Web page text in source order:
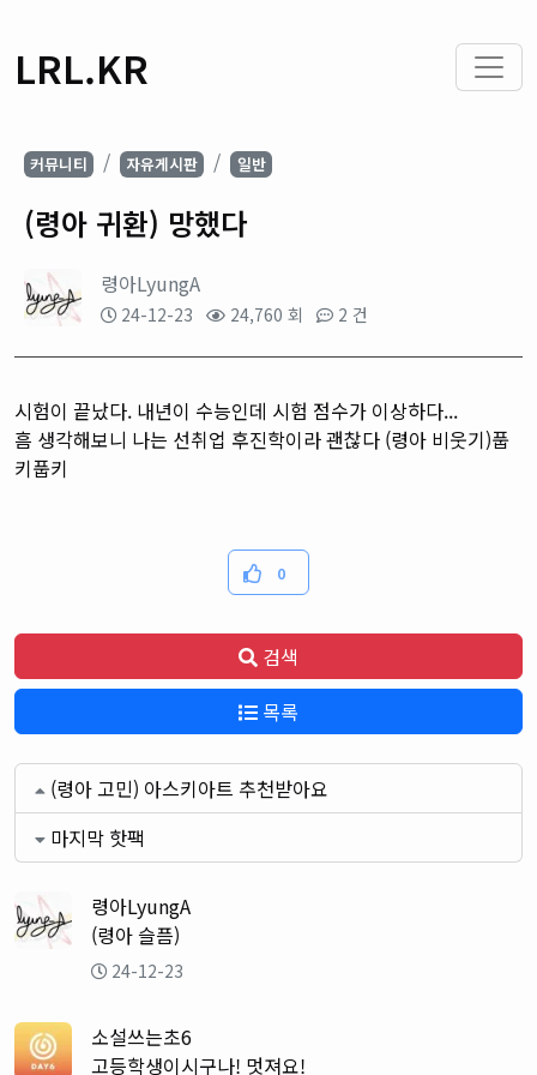
LRL.KR
커뮤니티 자유게시판 일반
(령아 귀환) 망했다
령아LyungA
24-12-23 24,760 회 2 건
시험이 끝났다. 내년이 수능인데 시험 점수가 이상하다...
흠 생각해보니 나는 선취업 후진학이라 괜찮다 (령아 비웃기)풉
키풉키
0
검색
목록
(령아 고민) 아스키아트 추천받아요
마지막 핫팩
령아LyungA
(령아 슬픔)
24-12-23
소설쓰는초6
고등학생이시구나! 멋져요!